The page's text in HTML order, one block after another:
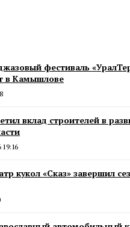
фестиваль
в Камышлове
вклад строителей в
19:16
кукол «Сказ» завершил